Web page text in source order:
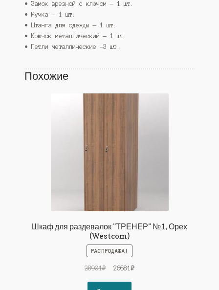
• Замок врезной с ключом — 1 шт.
• Ручка — 1 шт.
• Штанга для одежды — 1 шт.
• Крючок металлический — 1 шт.
• Петли металлические -3 шт.
Похожие
Шкаф для раздевалок "ТРЕНЕР" №1, Орех
(Westcom)
РАСПРОДАЖА!
28904₽
Первоначальная
26681 ₽Текущая